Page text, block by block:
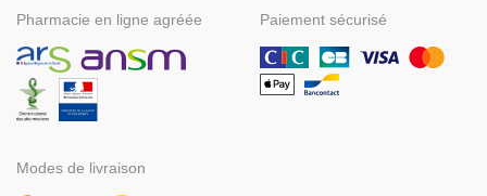
Pharmacie en ligne agréée Paiement sécurisé
Modes de livraison